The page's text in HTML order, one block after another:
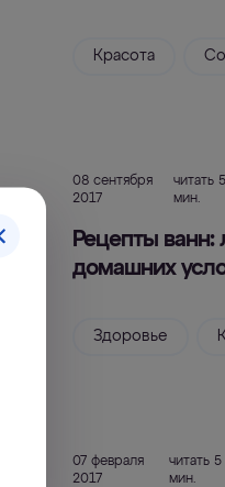
Красота
08 сентября
2017
читать 5
мин.
Рецепты
домашних
Здоровье
07 февраля
2017
читать 5
мин.